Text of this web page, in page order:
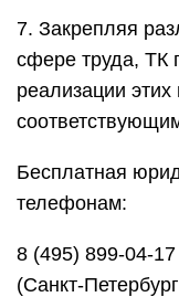
7. Закрепляя
сфере труда, ТК
реализации
Бесплатная
телефонам:
8 (495) 899-04-
(Санкт-